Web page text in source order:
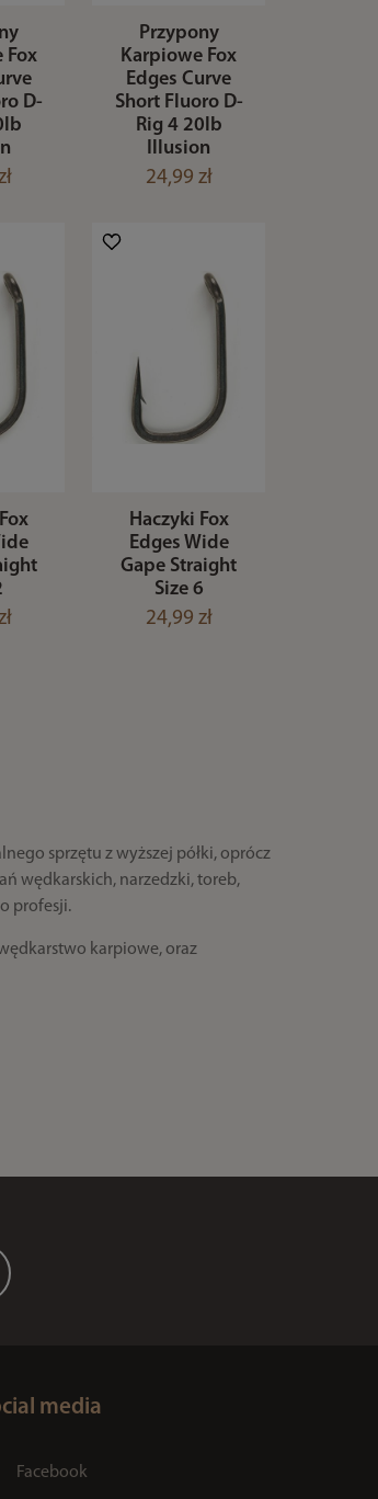
Fox
D-
Przypony
Karpiowe Fox
Edges Curve
Short Fluoro D-
Rig 4 20lb
Illusion
24,99 zł
Haczyki Fox
Edges Wide
Gape Straight
Size 6
24,99 zł
sprzętu z wyższej półki, oprócz
wędkarskich, narzedzki, toreb,
profesji.
karpiowe, oraz
media
Facebook